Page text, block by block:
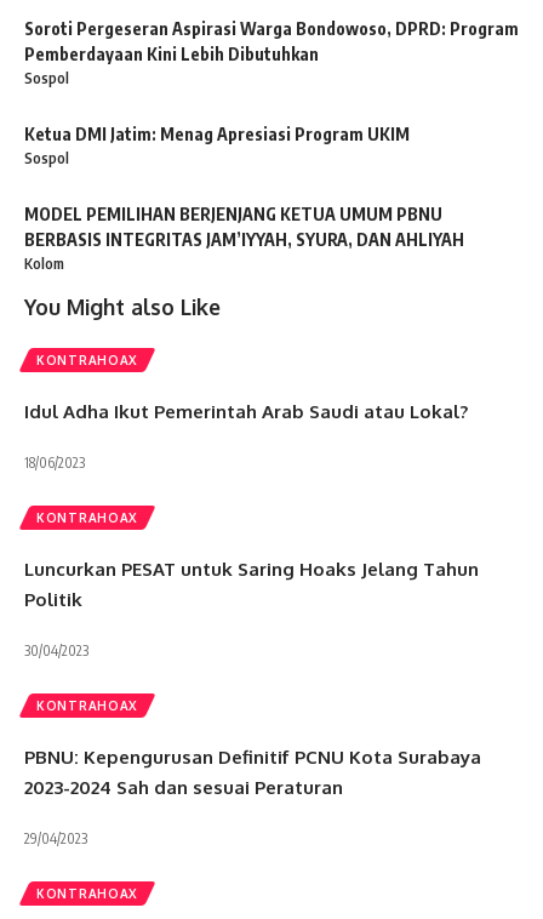
Soroti Pergeseran Aspirasi Warga Bondowoso, DPRD: Program
Pemberdayaan Kini Lebih Dibutuhkan
Sospol
Ketua DMI Jatim: Menag Apresiasi Program UKIM
Sospol
MODEL PEMILIHAN BERJENJANG KETUA UMUM PBNU
BERBASIS INTEGRITAS JAM’IYYAH, SYURA, DAN AHLIYAH
Kolom
You Might also Like
KONTRAHOAX
Idul Adha Ikut Pemerintah Arab Saudi atau Lokal?
18/06/2023
KONTRAHOAX
Luncurkan PESAT untuk Saring Hoaks Jelang Tahun
Politik
30/04/2023
KONTRAHOAX
PBNU: Kepengurusan Definitif PCNU Kota Surabaya
2023-2024 Sah dan sesuai Peraturan
29/04/2023
KONTRAHOAX